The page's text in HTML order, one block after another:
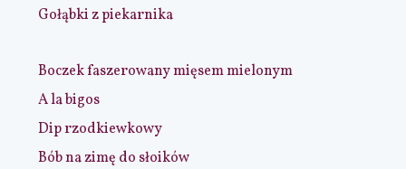
Gołąbki z piekarnika
Boczek faszerowany mięsem mielonym
A la bigos
Dip rzodkiewkowy
Bób na zimę do słoików